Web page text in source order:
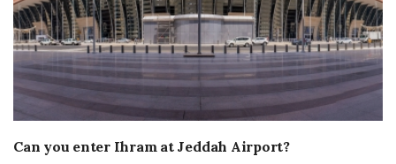
Can you enter Ihram at Jeddah Airport?